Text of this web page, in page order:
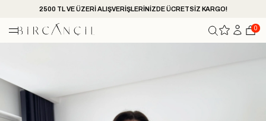
2500 TL VE ÜZERİ ALIŞVERİŞLERİNİZDE ÜCRETSİZ KARGO!
0